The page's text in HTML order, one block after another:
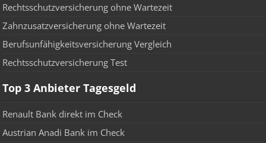
Rechtsschutzversicherung ohne Wartezeit
Zahnzusatzversicherung ohne Wartezeit
Berufsunfähigkeitsversicherung Vergleich
Rechtsschutzversicherung Test
Top 3 Anbieter Tagesgeld
Renault Bank direkt im Check
Austrian Anadi Bank im Check